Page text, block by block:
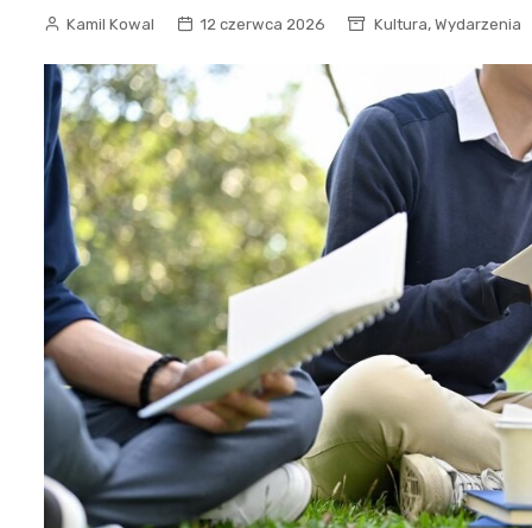
Kamil Kowal 12 czerwca 2026 Kultura, Wydarzenia